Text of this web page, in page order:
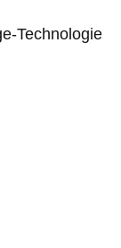
Technologie